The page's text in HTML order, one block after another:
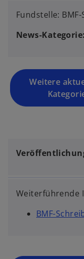
Fundstelle:
News-Kategorie:
Weitere
Weiterführende
BMF-